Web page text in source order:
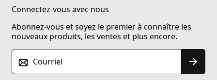
Connectez-vous avec nous
Abonnez-vous et soyez le premier à connaître les
nouveaux produits, les ventes et plus encore.
Courriel